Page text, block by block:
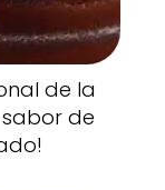
de la
sabor de